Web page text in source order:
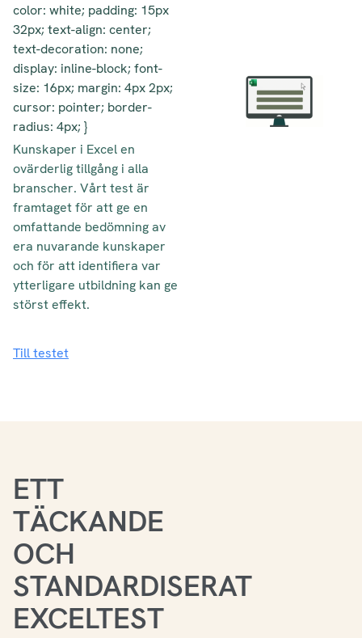
color: white; padding: 15px
32px; text-align: center;
text-decoration: none;
display: inline-block; font-
size: 16px; margin: 4px 2px;
cursor: pointer; border-
radius: 4px; }
Kunskaper i Excel en
ovärderlig tillgång i alla
branscher. Vårt test är
framtaget för att ge en
omfattande bedömning av
era nuvarande kunskaper
och för att identifiera var
ytterligare utbildning kan ge
störst effekt.
Till testet
ETT
TÄCKANDE
OCH
STANDARDISERAT
EXCELTEST